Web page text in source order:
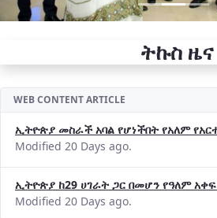
ትኩስ ዜና
WEB CONTENT ARTICLE
ኢትዮጵያ መስራች አባል የሆነችበት የአለም
Modified 20 Days ago.
ኢትዮጵያ ከ29 ሀገራት ጋር በመሆን የዓለም
Modified 20 Days ago.